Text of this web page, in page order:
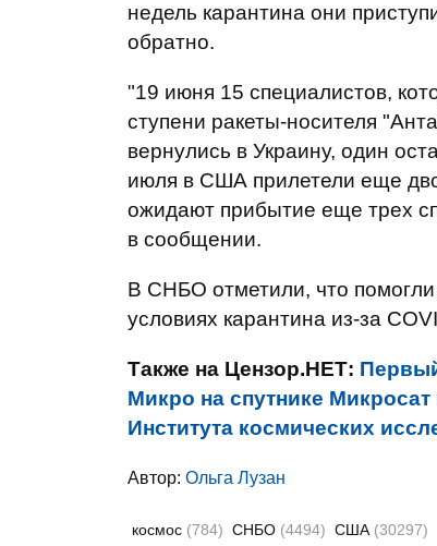
недель карантина они
обратно.
"19 июня 15 специалистов,
ступени ракеты-носителя
вернулись в Украину, один
июля в США прилетели еще
ожидают прибытие еще трех
в сообщении.
В СНБО отметили, что
условиях карантина из-за
Также на Цензор.НЕТ:
Микро на спутнике Микросат
Института космических
Автор: Ольга Лузан
космос (784) СНБО (4494) США (30297)